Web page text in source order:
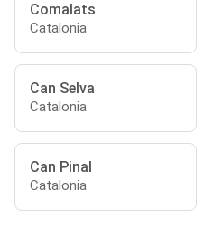
Comalats
Catalonia
Can Selva
Catalonia
Can Pinal
Catalonia